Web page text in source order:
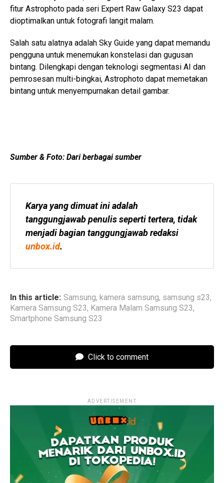
fitur Astrophoto pada seri Expert Raw Galaxy S23 dapat
dioptimalkan untuk fotografi langit malam.
Salah satu alatnya adalah Sky Guide yang dapat memandu
pengguna untuk menemukan konstelasi dan gugusan
bintang. Dilengkapi dengan teknologi segmentasi AI dan
pemrosesan multi-bingkai, Astrophoto dapat memetakan
bintang untuk menyempurnakan detail gambar.
Sumber & Foto: Dari berbagai sumber
Karya yang dimuat ini adalah
tanggungjawab penulis seperti tertera, tidak
unbox.id.
In this article: Samsung, kamera samsung, samsung s23,
Kamera Samsung S23, Kamera Malam Samsung S23,
Smartphone Samsung S23
Click to comment
ADVERTISEMENT